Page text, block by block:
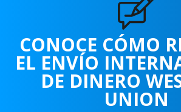
CONOCE CÓMO
EL ENVÍO
DE DINERO
UNION